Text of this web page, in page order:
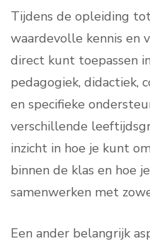
Tijdens de opleiding
waardevolle kennis en
direct kunt toepassen
pedagogiek, didactiek,
en specifieke
verschillende
inzicht in hoe je kunt
binnen de klas en hoe
samenwerken met
Een ander belangrijk